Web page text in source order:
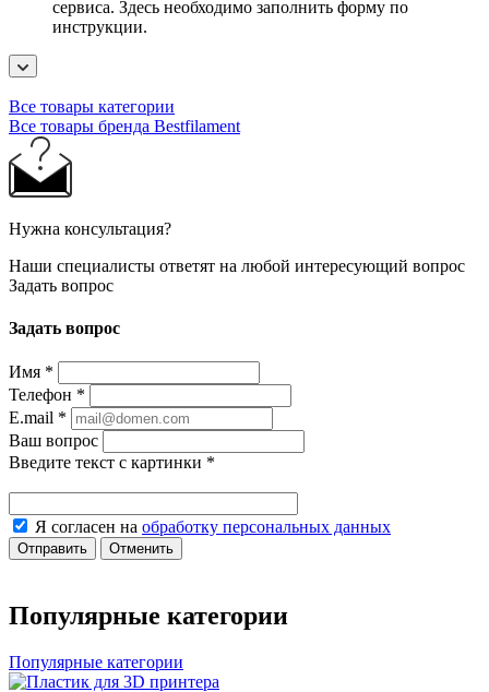
сервиса. Здесь необходимо заполнить форму по
инструкции.
Все товары категории
Все товары бренда Bestfilament
Нужна консультация?
Наши специалисты ответят на любой интересующий вопрос
Задать вопрос
Задать вопрос
Имя *
Телефон *
E.mail *
Ваш вопрос
Введите текст с картинки *
Я согласен на обработку персональных данных
Отправить Отменить
Популярные категории
Популярные категории